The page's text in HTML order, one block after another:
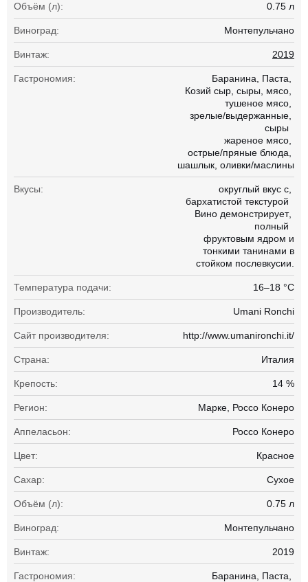
Объём (л): 0.75 л
Виноград: Монтепульчано
Винтаж: 2019
Гастрономия: Баранина
Паста
Козий сыр сыры
мясо
тушеное мясо
зрелые/выдержанные
сыры
жареное мясо
острые/пряные блюда
шашлык оливки/маслины
Вкусы:
округлый вкус с
бархатистой текстурой
Вино демонстрирует
полный
фруктовым ядром и
тонкими танинами в
стойком послевкусии.
Температура подачи: 16–18 °С
Производитель: Umani Ronchi
Сайт производителя: http://www.umanironchi.it/
Страна: Италия
Крепость: 14 %
Регион: Марке, Россо Конеро
Аппеласьон: Россо Конеро
Цвет: Красное
Сахар: Сухое
Объём (л): 0.75 л
Виноград: Монтепульчано
Винтаж: 2019
Гастрономия: Баранина
Паста